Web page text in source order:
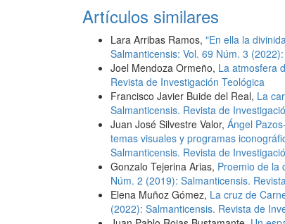
Artículos similares
Lara Arribas Ramos, "En ella la
Salmanticensis: Vol. 69 Núm. 3
Joel Mendoza Ormeño, La atmosfera
Revista de Investigación Teológica
Francisco Javier Buide del Real, La
Salmanticensis. Revista de
Juan José Silvestre Valor, Ángel
temas visuales y programas
Salmanticensis. Revista de
Gonzalo Tejerina Arias, Proemio de la
Núm. 2 (2019): Salmanticensis.
Elena Muñoz Gómez, La cruz de
(2022): Salmanticensis. Revista de